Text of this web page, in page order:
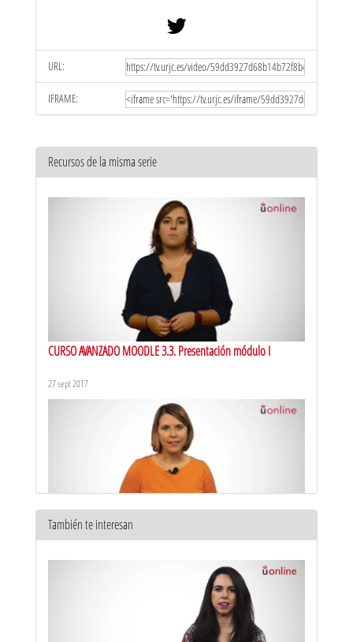
URL:
IFRAME:
Recursos de la misma serie
CURSO AVANZADO MOODLE 3.3. Presentación módulo I
27 sept 2017
También te interesan